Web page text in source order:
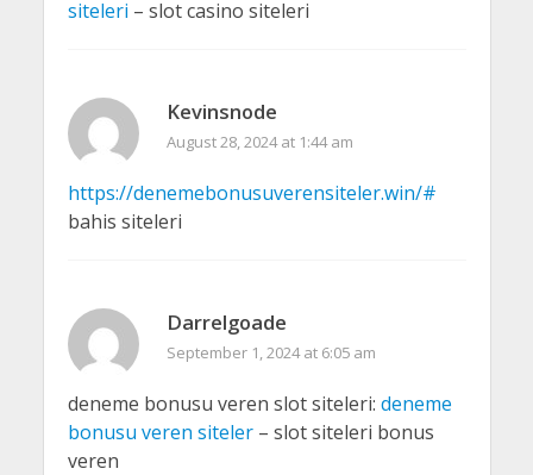
siteleri – slot casino siteleri
Kevinsnode
August 28, 2024 at 1:44 am
https://denemebonusuverensiteler.win/#
bahis siteleri
Darrelgoade
September 1, 2024 at 6:05 am
deneme bonusu veren slot siteleri: deneme
bonusu veren siteler– slot siteleri bonus
veren